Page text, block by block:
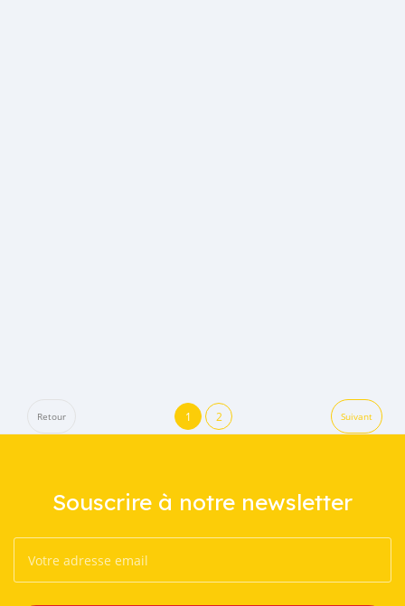
Retour 1 2 Suivant
Souscrire à notre newsletter